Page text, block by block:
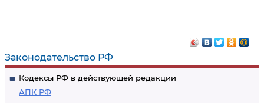
Законодательство РФ
Кодексы РФ в действующей редакции
АПК РФ